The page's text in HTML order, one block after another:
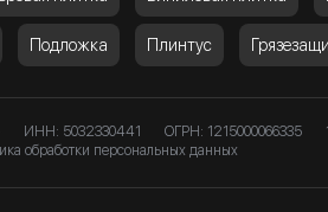
Подложка Плинтус
ИНН: 5032330441 ОГРН: 1215000066335
обработки персональных данных